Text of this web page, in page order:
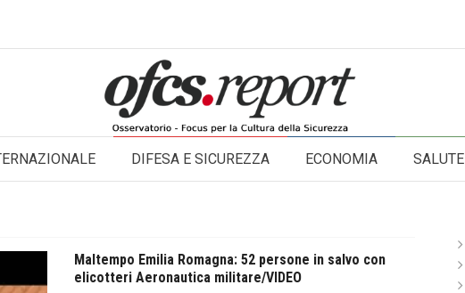
DIFESA E SICUREZZA ECONOMIA SALUTE
Maltempo Emilia Romagna: 52 persone in salvo con
elicotteri Aeronautica militare/VIDEO